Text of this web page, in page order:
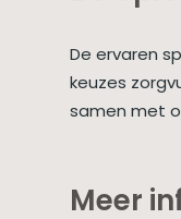
De ervaren
keuzes
samen met
Meer